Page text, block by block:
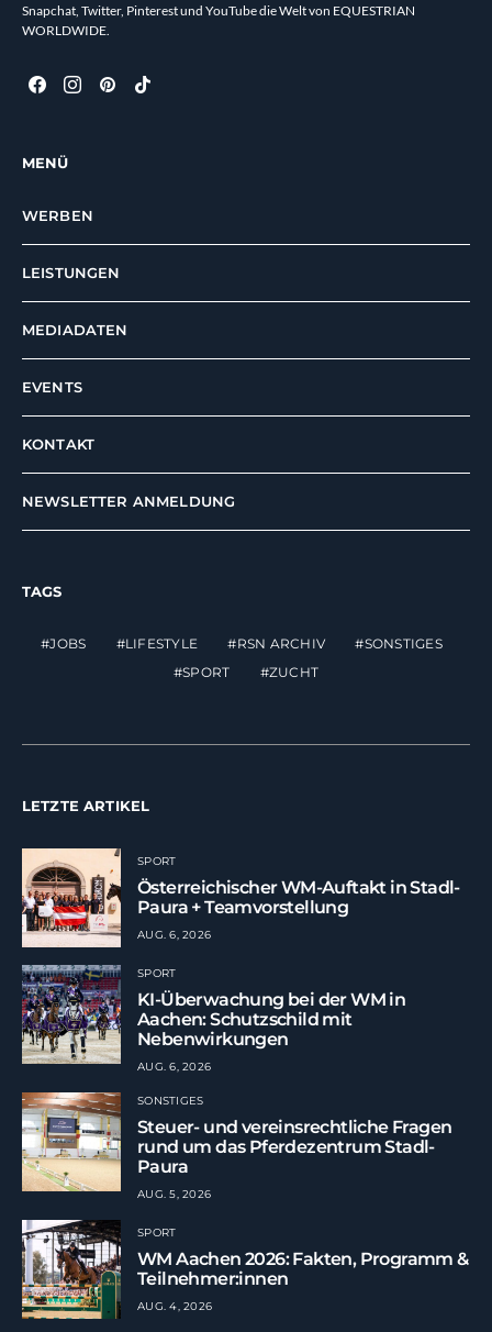
Snapchat, Twitter, Pinterest und YouTube die Welt von EQUESTRIAN
WORLDWIDE.
MENÜ
WERBEN
LEISTUNGEN
MEDIADATEN
EVENTS
KONTAKT
NEWSLETTER ANMELDUNG
TAGS
JOBS LIFESTYLE RSN ARCHIV
SONSTIGES
SPORT
ZUCHT
LETZTE ARTIKEL
SPORT
Österreichischer WM-Auftakt in Stadl-
Paura + Teamvorstellung
AUG. 6, 2026
SPORT
KI-Überwachung bei der WM in
Aachen: Schutzschild mit
Nebenwirkungen
AUG. 6, 2026
SONSTIGES
Steuer- und vereinsrechtliche Fragen
rund um das Pferdezentrum Stadl-
Paura
AUG. 5, 2026
SPORT
WM Aachen 2026: Fakten, Programm &
Teilnehmer:innen
AUG. 4, 2026